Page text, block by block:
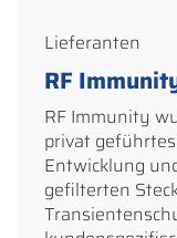
Lieferanten
RF
RF Immunity
privat
Entwicklung
gefilterten